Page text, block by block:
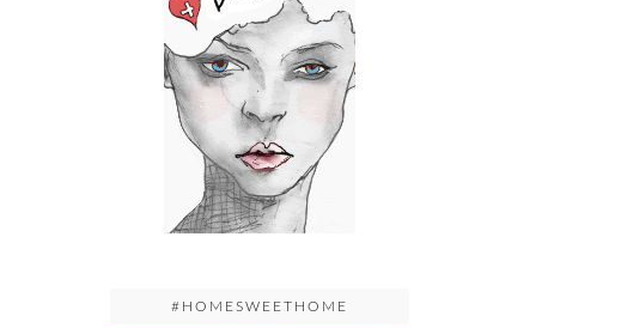
#HOMESWEETHOME